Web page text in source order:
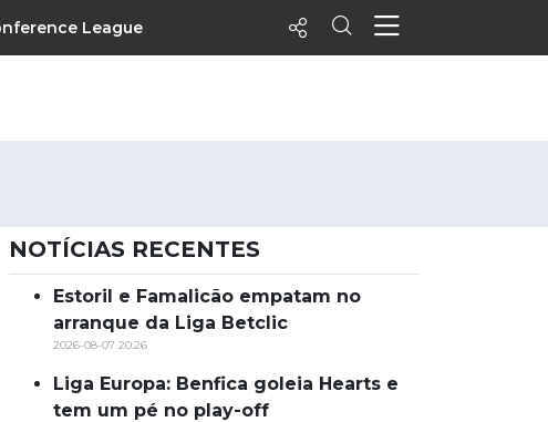
League
Agenda
Vídeos
Notícias
MatchStories
NOTÍCIAS RECENTES
Estoril e Famalicão empatam no
arranque da Liga Betclic
2026-08-07 20:26
Liga Europa: Benfica goleia Hearts e
tem um pé no play-off